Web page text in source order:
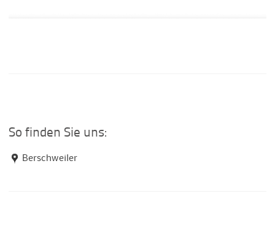
So finden Sie uns:
Berschweiler